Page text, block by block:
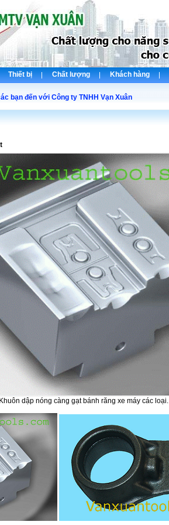
Thiết bị Chất lượng Khách hàng
đến với Công ty TNHH Vạn Xuân
Khuôn dập nóng càng gạt bánh răng xe máy các loại.